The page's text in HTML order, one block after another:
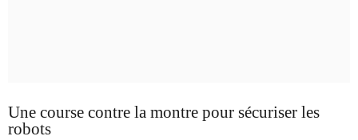
Une course contre la montre pour sécuriser les
robots